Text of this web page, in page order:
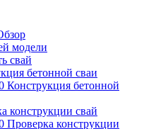
модели
свай
бетонной сваи
бетонной
конструкции свай
конструкции